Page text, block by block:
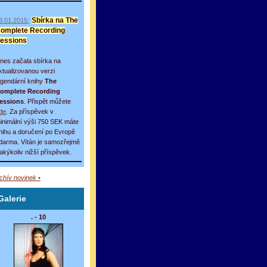
Sbírka na The
Recording
začala sbírka na
verzi
knihy The
Recording
. Přispět můžete
. Za příspěvek v
výši 750 SEK máte
a doručení po Evropě
Vítán je samozřejmě
nižší příspěvek.
novinek •
. - 10